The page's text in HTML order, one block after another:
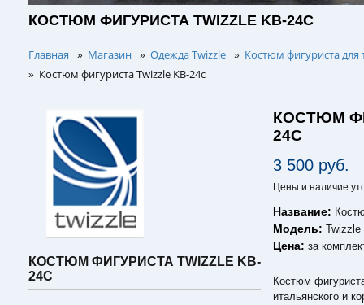
КОСТЮМ ФИГУРИСТА TWIZZLE KB-24C
Главная » Магазин » Одежда Twizzle » Костюм фигуриста для
» Костюм фигуриста Twizzle KB-24c
КОСТЮМ ФИГУРИСТА TWIZZLE KB-
24C
КОСТЮМ
24C
3 500 руб.
Цены и наличие
Название:
Модель:Twizzle
Цена:за
Костюм
итальянского и